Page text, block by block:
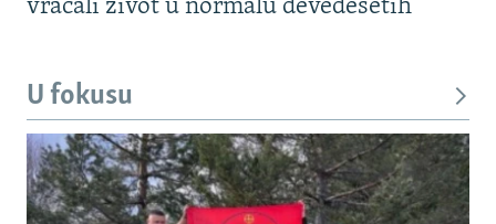
vraćali život u normalu devedesetih
U fokusu